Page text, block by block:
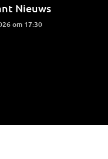
Nieuws
om 17:30